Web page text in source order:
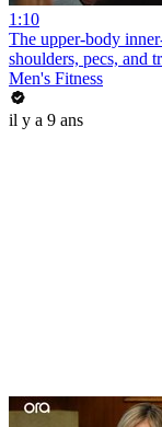
1:10
The upper-body
shoulders, pecs, and
Men's Fitness
il y a 9 ans